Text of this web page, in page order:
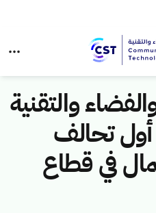
والتقنية
تحالف
في قطاع